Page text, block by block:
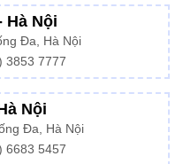
Hà Nội
Đa, Hà Nội
3853 7777
Nội
Đa, Hà Nội
6683 5457